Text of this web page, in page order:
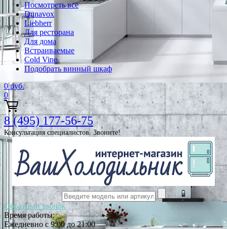
Посмотреть все
Dunavox
Liebherr
Для ресторана
Для дома
Встраиваемые
Cold Vine
Подобрать винный шкаф
0 руб.
0
8 (495) 177-56-75
Консультация специалистов. Звоните!
Обратный звонок
Время работы:
Ежедневно с 9:00 до 21:00